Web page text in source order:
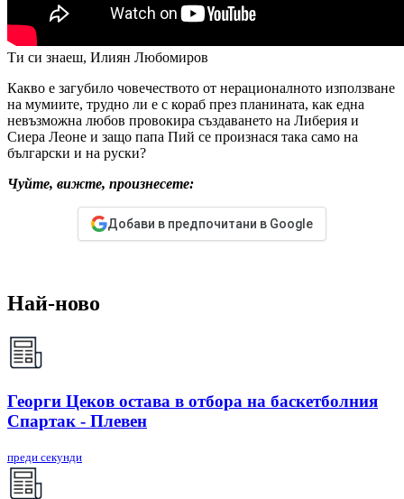
Ти си знаеш, Илиян Любомиров
Какво е загубило човечеството от нерационалното използване
на мумиите, трудно ли е с кораб през планината, как една
невъзможна любов провокира създаването на Либерия и
Сиера Леоне и защо папа Пий се произнася така само на
български и на руски?
Чуйте, вижте, произнесете:
Добави в предпочитани в Google
Най-ново
Георги Цеков остава в отбора на баскетболния
Спартак - Плевен
преди секунди